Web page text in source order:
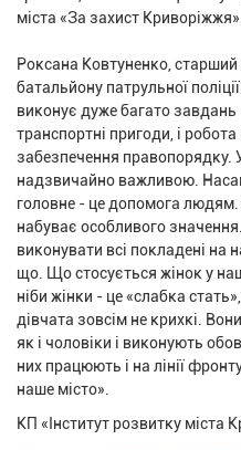
міста «За захист Криворіжжя».
Роксана Ковтуненко, старший
батальйону патрульної
виконує дуже багато
транспортні пригоди, і
забезпечення правопорядку.
надзвичайно важливою.
головне - це допомога людям.
набуває особливого
виконувати всі покладені на
що. Що стосується жінок у
ніби жінки - це «слабка
дівчата зовсім не крихкі.
як і чоловіки і виконують
них працюють і на лінії
наше місто».
КП «Інститут розвитку міста